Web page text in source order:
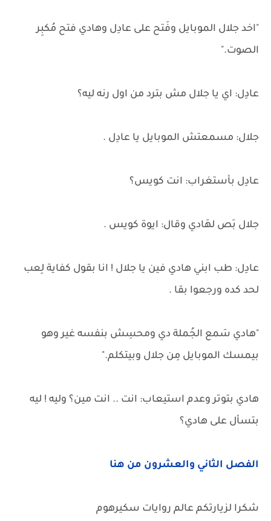
"اخد جلال الموبايل وفَتح على عادِل وهادي فتح مُكبِر
الصوت."
عادِل: اي يا جلال مش بترد من اول رنه ليه؟
جلال: مسمعتش الموبايل يا عادِل .
عادِل بأستغراب: انت كويس؟
جلال بَص لهَادي وقال: ايوة كويس .
عادِل: طب ابني هادي فين يا جلال ! انا بقول كفاية لِعب
لحد كده ورجعوا بقا .
"هادي سَمع الجُملة دي ومحسِش بنفسه غير وهو
بيمسك الموبايل مِن جلال وبيتكلم."
هادي بتوتر وعدم استيعاب: انت .. انت مين؟ وليه ! ليه
بتسأل على هادي؟
الفصل الثاني والعشرون من هنا
شكرا لزيارتكم عالم روايات سكيرهوم